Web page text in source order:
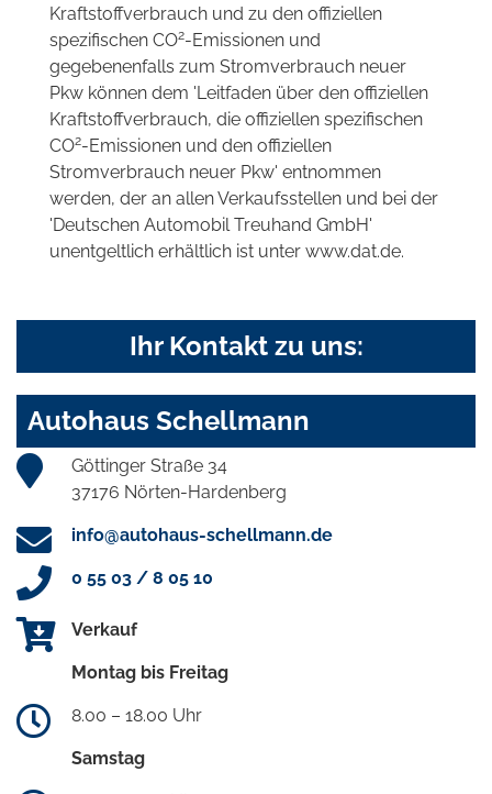
Kraftstoffverbrauch und zu den offiziellen
spezifischen CO2-Emissionen und
gegebenenfalls zum Stromverbrauch neuer
Pkw können dem 'Leitfaden über den offiziellen
Kraftstoffverbrauch, die offiziellen spezifischen
CO2-Emissionen und den offiziellen
Stromverbrauch neuer Pkw' entnommen
werden, der an allen Verkaufsstellen und bei der
'Deutschen Automobil Treuhand GmbH'
unentgeltlich erhältlich ist unter www.dat.de.
Ihr Kontakt zu uns:
Autohaus Schellmann
Göttinger Straße 34
37176 Nörten-Hardenberg
info@autohaus-schellmann.de
0 55 03 / 8 05 10
Verkauf
Montag bis Freitag
8.00 – 18.00 Uhr
Samstag